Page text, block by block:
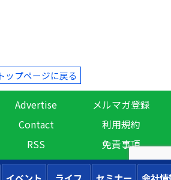
トップページに戻る
Advertise
メルマガ登録
Contact
利用規約
RSS 免責事項